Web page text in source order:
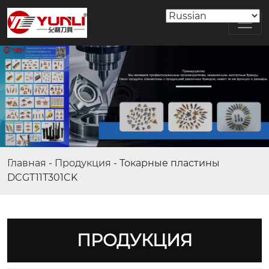
Главная - Продукция - Токарные пластины
DCGT11T301CK
ПРОДУКЦИЯ